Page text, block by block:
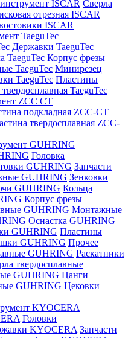
ISCAR Сверла
отрезная ISCAR
ISCAR
TaeguTec
Державки TaeguTec
TaeguTec Корпус фрезы
TaeguTec Минирезец
TaeguTec Пластины
TaeguTec
ZCС CT
подкладная ZCC-CT
твердосплавная ZCC-
GUHRING
Головка
GUHRING Запчасти
GUHRING Зенковки
GUHRING Кольца
Корпус фрезы
GUHRING Монтажные
Оснастка GUHRING
GUHRING Пластины
GUHRING Прочее
GUHRING Раскатники
твердосплавные
GUHRING Цанги
GUHRING Цековки
KYOCERA
Головки
KYOCERA Запчасти